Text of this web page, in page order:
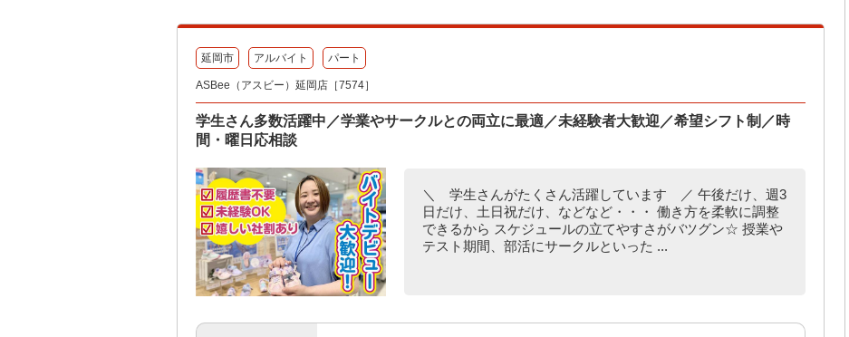
延岡市 アルバイト パート
ASBee（アスビー）延岡店［7574］
学生さん多数活躍中／学業やサークルとの両立に最適／未経験者大歓迎／希望シフト制／時
間・曜日応相談
＼ 学生さんがたくさん活躍しています ／ 午後だけ、週3
日だけ、土日祝だけ、などなど・・・ 働き方を柔軟に調整
できるから スケジュールの立てやすさがバツグン☆ 授業や
テスト期間、部活にサークルといった ...